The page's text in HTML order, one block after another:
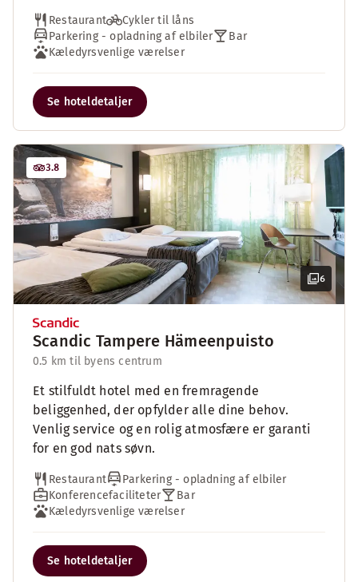
Restaurant
Cykler til låns
Parkering - opladning af elbiler
Bar
Kæledyrsvenlige værelser
Se hoteldetaljer
6
3.8
Scandic Tampere Hämeenpuisto
0.5 km til byens centrum
Et stilfuldt hotel med en fremragende
beliggenhed, der opfylder alle dine behov.
Venlig service og en rolig atmosfære er garanti
for en god nats søvn.
Restaurant
Parkering - opladning af elbiler
Konferencefaciliteter
Bar
Kæledyrsvenlige værelser
Se hoteldetaljer